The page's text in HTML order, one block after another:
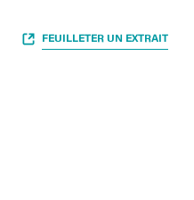
FEUILLETER UN EXTRAIT